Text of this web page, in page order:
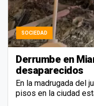
SOCIEDAD
Derrumbe en
desaparecidos
En la madrugada del
pisos en la ciudad